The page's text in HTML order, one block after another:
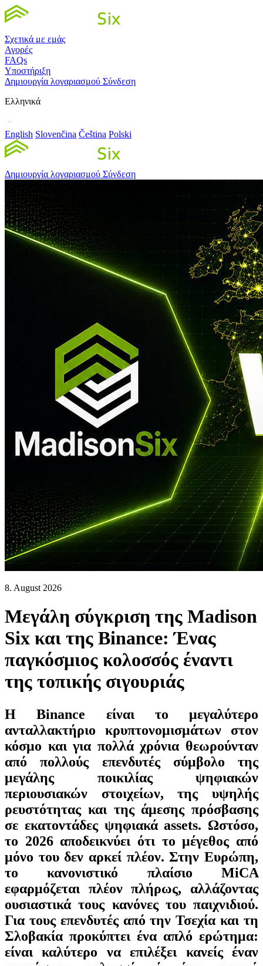
Σχετικά με εμάς
Αγορές
FAQs
Υποστήριξη
Δημιουργία λογαριασμού Σύνδεση
Ελληνικά
English Slovenčina Čeština Polski
Δημιουργία λογαριασμού Σύνδεση
8. August 2026
Μεγάλη σύγκριση της Madison
Six και της Binance: Ένας
παγκόσμιος κολοσσός έναντι
της τοπικής σιγουριάς
Η Binance είναι το μεγαλύτερο
ανταλλακτήριο κρυπτονομισμάτων στον
κόσμο και για πολλά χρόνια θεωρούνταν
από πολλούς επενδυτές σύμβολο της
μεγάλης ποικιλίας ψηφιακών
περιουσιακών στοιχείων, της υψηλής
ρευστότητας και της άμεσης πρόσβασης
σε εκατοντάδες ψηφιακά assets. Ωστόσο,
το 2026 αποδεικνύει ότι το μέγεθος από
μόνο του δεν αρκεί πλέον. Στην Ευρώπη,
το κανονιστικό πλαίσιο MiCA
εφαρμόζεται πλέον πλήρως, αλλάζοντας
ουσιαστικά τους κανόνες του παιχνιδιού.
Για τους επενδυτές από την Τσεχία και τη
Σλοβακία προκύπτει ένα απλό ερώτημα:
είναι καλύτερο να επιλέξει κανείς έναν